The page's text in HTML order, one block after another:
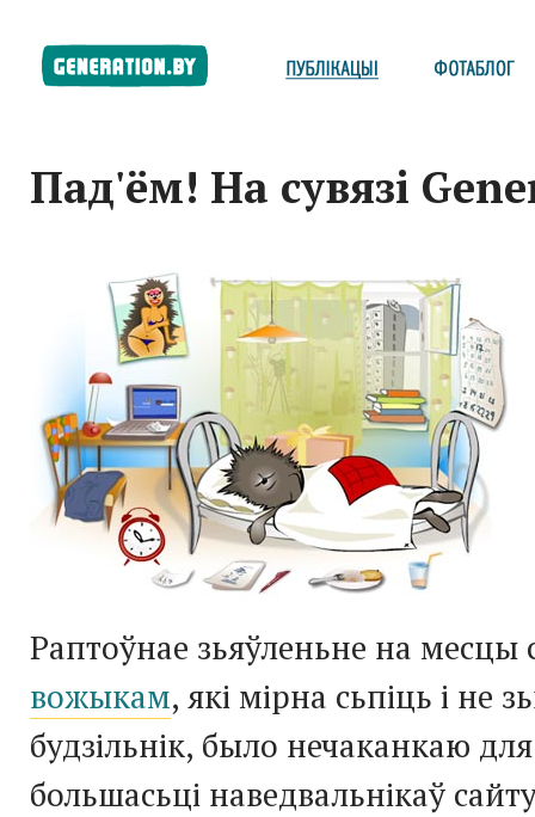
Пад'ём! На сувязі
Раптоўнае зьяўленьне на месцы
вожыкам, які мірна сьпіць і не
будзільнік, было нечаканкаю
большасьці наведвальнікаў